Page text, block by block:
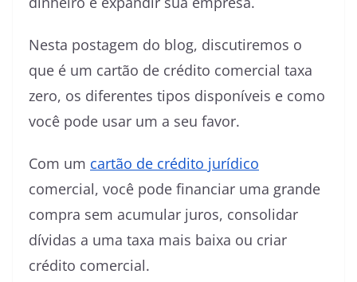
Nesta postagem do blog, discutiremos o
que é um cartão de crédito comercial taxa
zero, os diferentes tipos disponíveis e como
você pode usar um a seu favor.
Com um cartão de crédito jurídico
comercial, você pode financiar uma grande
compra sem acumular juros, consolidar
dívidas a uma taxa mais baixa ou criar
crédito comercial.